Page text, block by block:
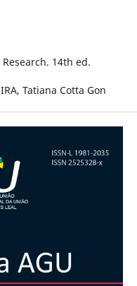
Research. 14th ed.
Tatiana Cotta Gon